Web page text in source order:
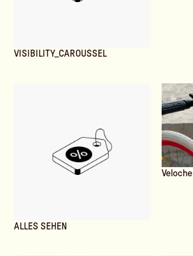
VISIBILITY_CAROUSSEL
ALLES SEHEN
Veloche